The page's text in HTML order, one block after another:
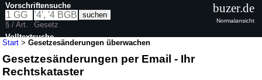
Start >Gesetzesänderungen überwachen
Gesetzesänderungen per Email - Ihr
Rechtskataster
Vorschriftensuche
§ / Art.
Gesetz
Volltextsuche
buzer.de
Normalansicht